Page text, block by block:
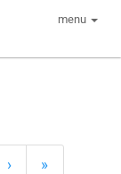
menu
› »